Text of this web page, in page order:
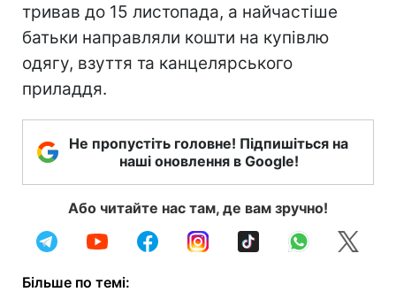
тривав до 15 листопада, а найчастіше
батьки направляли кошти на купівлю
одягу, взуття та канцелярського
приладдя.
Не пропустіть головне! Підпишіться на
наші оновлення в Google!
Або читайте нас там, де вам зручно!
Більше по темі: